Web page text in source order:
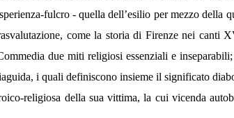
fulcro - quella dell’esilio per mezzo della
come la storia di Firenze nei
due miti religiosi essenziali e
i quali definiscono insieme il significato
religiosa della sua vittima, la cui vicenda